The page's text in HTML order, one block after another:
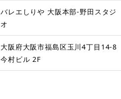
バレエしりや 大阪本部-野田スタジ
オ
大阪府大阪市福島区玉川4丁目14-8
今村ビル 2F